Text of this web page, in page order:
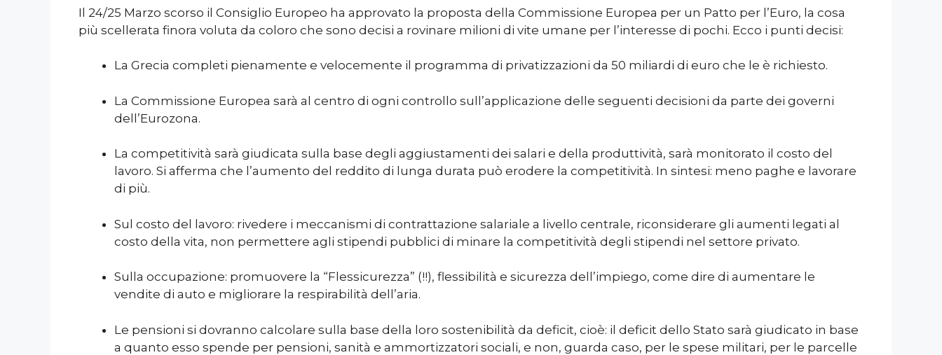
Il 24/25 Marzo scorso il Consiglio Europeo ha approvato la proposta della Commissione Europea per un Patto per l’Euro, la cosa
più scellerata finora voluta da coloro che sono decisi a rovinare milioni di vite umane per l’interesse di pochi. Ecco i punti decisi:
La Grecia completi pienamente e velocemente il programma di privatizzazioni da 50 miliardi di euro che le è richiesto.
La Commissione Europea sarà al centro di ogni controllo sull’applicazione delle seguenti decisioni da parte dei governi
dell’Eurozona.
La competitività sarà giudicata sulla base degli aggiustamenti dei salari e della produttività, sarà monitorato il costo del
lavoro. Si afferma che l’aumento del reddito di lunga durata può erodere la competitività. In sintesi: meno paghe e lavorare
di più.
Sul costo del lavoro: rivedere i meccanismi di contrattazione salariale a livello centrale, riconsiderare gli aumenti legati al
costo della vita, non permettere agli stipendi pubblici di minare la competitività degli stipendi nel settore privato.
Sulla occupazione: promuovere la “Flessicurezza” (!!), flessibilità e sicurezza dell’impiego, come dire di aumentare le
vendite di auto e migliorare la respirabilità dell’aria.
Le pensioni si dovranno calcolare sulla base della loro sostenibilità da deficit, cioè: il deficit dello Stato sarà giudicato in base
a quanto esso spende per pensioni, sanità e ammortizzatori sociali, e non, guarda caso, per le spese militari, per le parcelle